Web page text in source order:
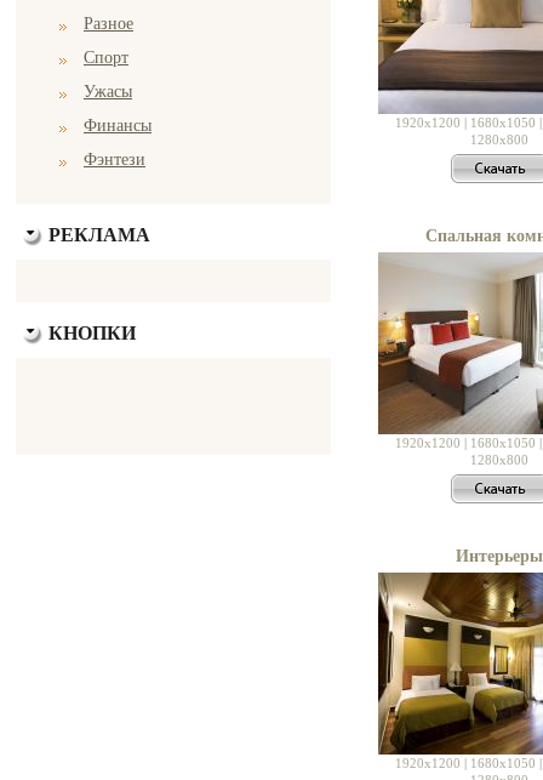
Разное
Спорт
Ужасы
Финансы
Фэнтези
РЕКЛАМА
КНОПКИ
1920x1200 | 1680x1050
1280x800
Спальная
1920x1200 | 1680x1050
1280x800
Интерьеры
1920x1200 | 1680x1050